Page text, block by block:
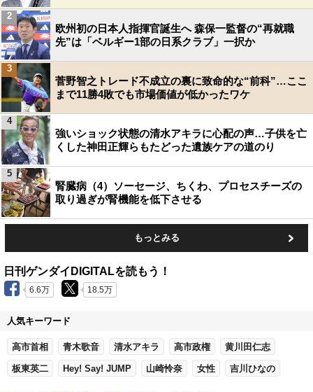
欧州初の日本人指揮官誕生へ 森保一監督の“再就職
先”は「ベルギー1部の日系クラブ」一択か
2
菅野智之トレード不成立の裏に致命的な“前科”…ここ
まで11勝4敗でも市場価値が低かったワケ
3
強いショック状態の清水アキラに心配の声…子供を亡
くした神田正輝らもたどった遺族ケアの道のり
4
腎臓病（4）ソーセージ、ちくわ、プロセスチーズの
取り過ぎが腎機能を低下させる
5
もっとみる
日刊ゲンダイDIGITALを読もう！
6.6万 18.5万
人気キーワード
高市首相 青木歌音 清水アキラ 高市政権 黄川田仁志
板東英二 Hey! Say! JUMP 山崎怜奈 女性 吉川ひなの